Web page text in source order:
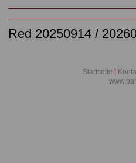
Red 20250914 /
Startseite